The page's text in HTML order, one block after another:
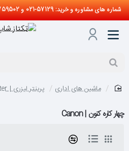
شماره های مشاوره و خرید: 57129-021 و 09121759502
ماشین های اداری پرینتر لیزری | Laser Printer
چهار کاره کنون | Canon